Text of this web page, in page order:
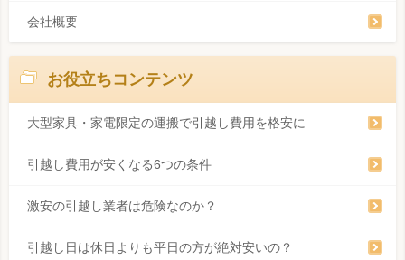
会社概要
お役立ちコンテンツ
大型家具・家電限定の運搬で引越し費用を格安に
引越し費用が安くなる6つの条件
激安の引越し業者は危険なのか？
引越し日は休日よりも平日の方が絶対安いの？